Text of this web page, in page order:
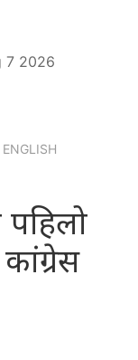
7 2026
ENGLISH
पहिलो